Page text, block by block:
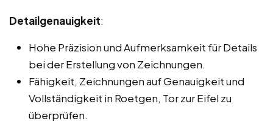
Detailgenauigkeit:
Hohe Präzision und Aufmerksamkeit für Details
bei der Erstellung von Zeichnungen.
Fähigkeit, Zeichnungen auf Genauigkeit und
Vollständigkeit in Roetgen, Tor zur Eifel zu
überprüfen.